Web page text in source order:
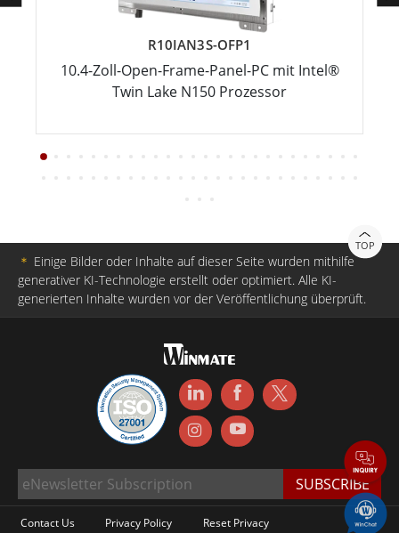
R10IAN3S-OFP1
10.4-Zoll-Open-Frame-Panel-PC mit Intel®
Twin Lake N150 Prozessor
TOP
＊ Einige Bilder oder Inhalte auf dieser Seite wurden mithilfe
generativer KI-Technologie erstellt oder optimiert. Alle KI-
generierten Inhalte wurden vor der Veröffentlichung überprüft.
Contact Us Privacy Policy Reset Privacy